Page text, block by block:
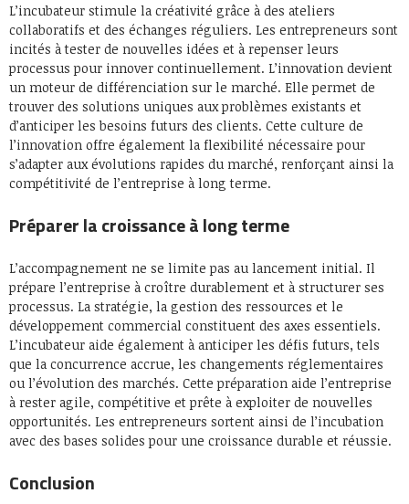
L’incubateur stimule la créativité grâce à des ateliers
collaboratifs et des échanges réguliers. Les entrepreneurs sont
incités à tester de nouvelles idées et à repenser leurs
processus pour innover continuellement. L’innovation devient
un moteur de différenciation sur le marché. Elle permet de
trouver des solutions uniques aux problèmes existants et
d’anticiper les besoins futurs des clients. Cette culture de
l’innovation offre également la flexibilité nécessaire pour
s’adapter aux évolutions rapides du marché, renforçant ainsi la
compétitivité de l’entreprise à long terme.
Préparer la croissance à long terme
L’accompagnement ne se limite pas au lancement initial. Il
prépare l’entreprise à croître durablement et à structurer ses
processus. La stratégie, la gestion des ressources et le
développement commercial constituent des axes essentiels.
L’incubateur aide également à anticiper les défis futurs, tels
que la concurrence accrue, les changements réglementaires
ou l’évolution des marchés. Cette préparation aide l’entreprise
à rester agile, compétitive et prête à exploiter de nouvelles
opportunités. Les entrepreneurs sortent ainsi de l’incubation
avec des bases solides pour une croissance durable et réussie.
Conclusion